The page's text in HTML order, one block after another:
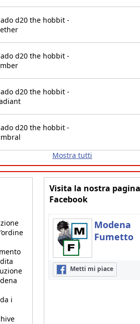
d20 the hobbit -
d20 the hobbit -
d20 the hobbit -
d20 the hobbit -
Mostra tutti
i
Visita la nostra pagina
Facebook
Modena
Fumetto
Metti mi piace